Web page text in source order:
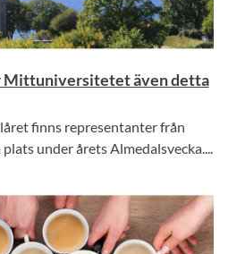
Mittuniversitetet även detta
finns representanter från
under årets Almedalsvecka....